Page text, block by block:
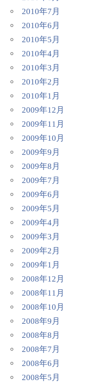
2010年7月
2010年6月
2010年5月
2010年4月
2010年3月
2010年2月
2010年1月
2009年12月
2009年11月
2009年10月
2009年9月
2009年8月
2009年7月
2009年6月
2009年5月
2009年4月
2009年3月
2009年2月
2009年1月
2008年12月
2008年11月
2008年10月
2008年9月
2008年8月
2008年7月
2008年6月
2008年5月